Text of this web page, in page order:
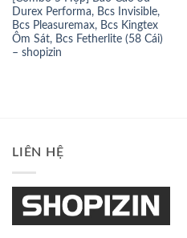
Durex Performa, Bcs Invisible,
Bcs Pleasuremax, Bcs Kingtex
Ôm Sát, Bcs Fetherlite (58 Cái)
– shopizin
LIÊN HỆ